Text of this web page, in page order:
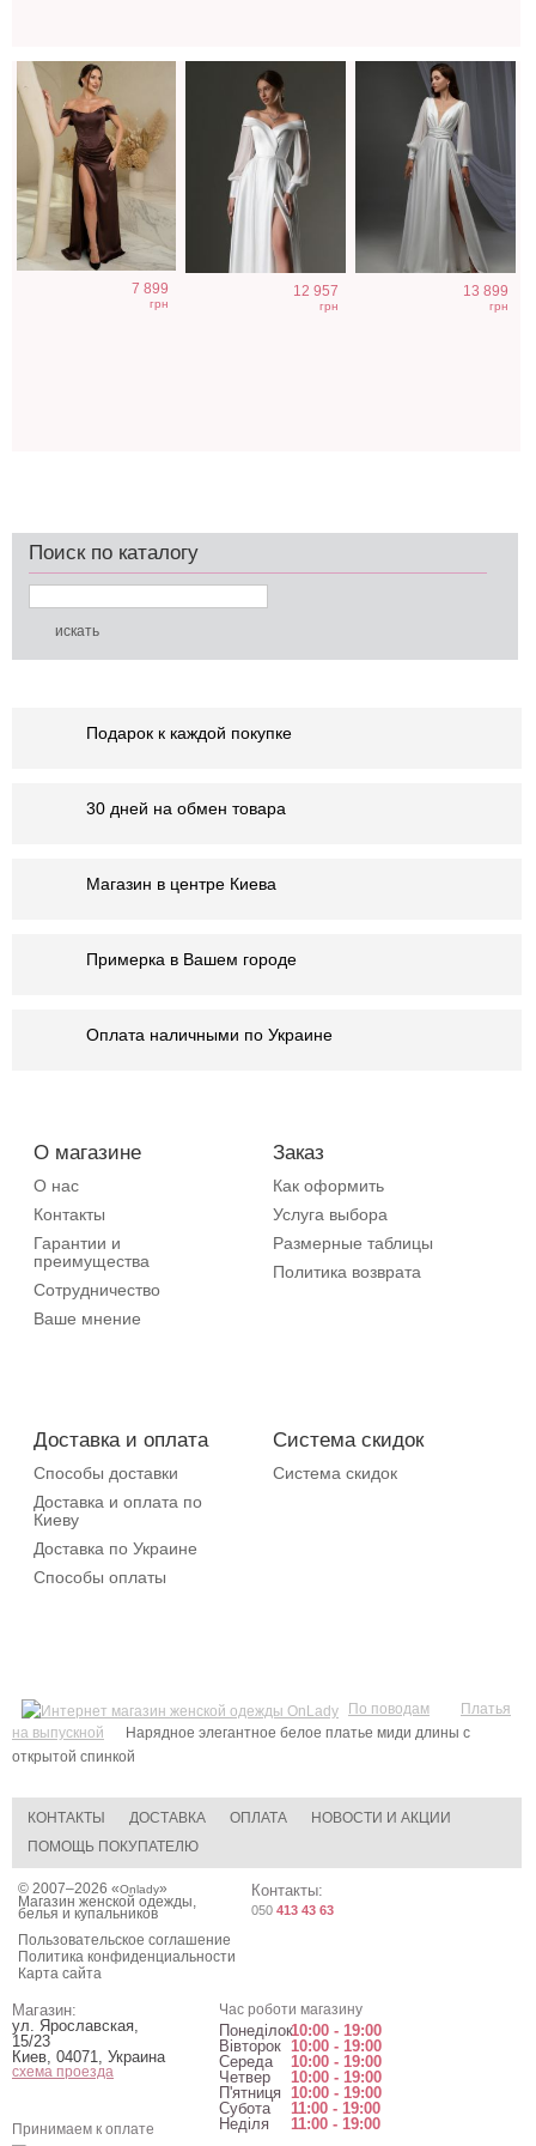
7 899
грн
12 957
грн
13 899
грн
Поиск по каталогу
Подарок к каждой покупке
30 дней на обмен товара
Магазин в центре Киева
Примерка в Вашем городе
Оплата наличными по Украине
О магазине
О нас
Контакты
Гарантии и
преимущества
Сотрудничество
Ваше мнение
Заказ
Как оформить
Услуга выбора
Размерные таблицы
Политика возврата
Доставка и оплата
Способы доставки
Доставка и оплата по
Киеву
Доставка по Украине
Способы оплаты
Система скидок
Система скидок
По поводам
Платья
на выпускной
Нарядное элегантное белое платье миди длины с
открытой спинкой
КОНТАКТЫ ДОСТАВКА ОПЛАТА
НОВОСТИ И АКЦИИ
ПОМОЩЬ ПОКУПАТЕЛЮ
© 2007–2026 «Onlady»
Магазин женской одежды,
белья и купальников
Пользовательское соглашение
Политика конфиденциальности
Карта сайта
Контакты:
050 413 43 63
Магазин:
ул. Ярославская,
15/23
Киев 04071 Украина
схема проезда
Час роботи магазину
Понеділок10:00 - 19:00
Вівторок 10:00 - 19:00
Середа
10:00 - 19:00
Четвер
10:00 - 19:00
П'ятниця 10:00 - 19:00
Субота
11:00 - 19:00
Неділя
11:00 - 19:00
Принимаем к оплате